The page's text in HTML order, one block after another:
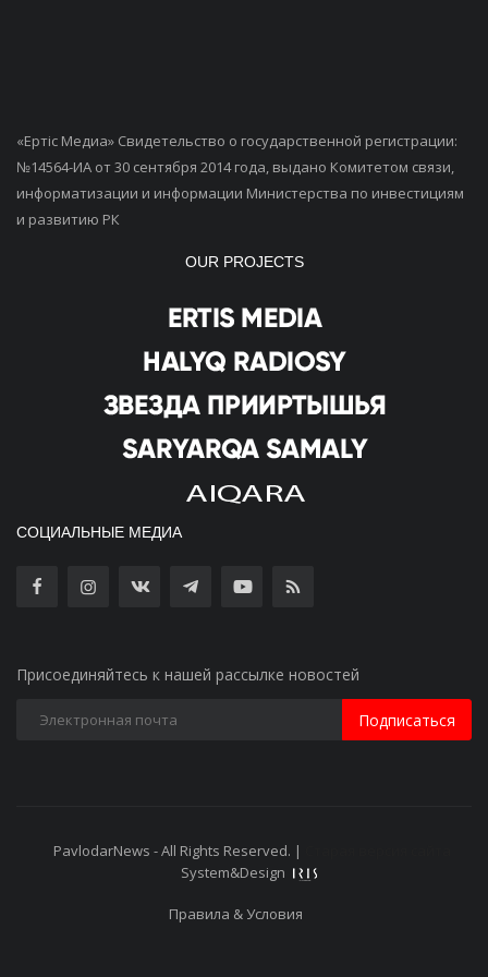
«Ертiс Медиа» Свидетельство о государственной регистрации:
№14564-ИА от 30 сентября 2014 года, выдано Комитетом связи,
информатизации и информации Министерства по инвестициям
и развитию РК
OUR PROJECTS
СОЦИАЛЬНЫЕ МЕДИА
Присоединяйтесь к нашей рассылке новостей
Подписаться
PavlodarNews - All Rights Reserved. |
System&Design
Правила & Условия